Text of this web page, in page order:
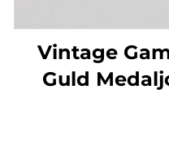
Vintage
Guld